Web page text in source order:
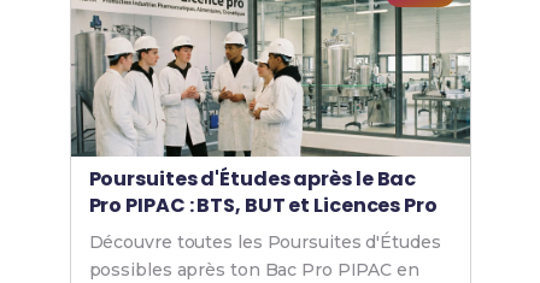
Poursuites d'Études après le Bac
Pro PIPAC : BTS, BUT et Licences Pro
Découvre toutes les Poursuites d'Études
possibles après ton Bac Pro PIPAC en